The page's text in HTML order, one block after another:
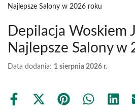
Najlepsze Salony w 2026 roku
Depilacja Woskiem
Najlepsze Salony w
Data dodania: 1 sierpnia 2026 r.
Share
Share Share Share Share